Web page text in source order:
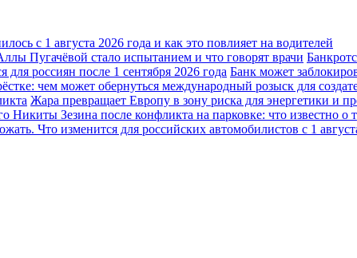
с 1 августа 2026 года и как это повлияет на водителей
Пугачёвой стало испытанием и что говорят врачи
россиян после 1 сентября 2026 года Банк может
чем может обернуться международный розыск для
Жара превращает Европу в зону риска для энергетики и
Никиты Зезина после конфликта на парковке: что известно о
Что изменится для российских автомобилистов с 1